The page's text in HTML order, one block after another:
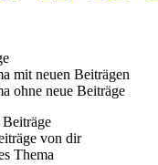
mit neuen Beiträgen
ohne neue Beiträge
von dir
Thema